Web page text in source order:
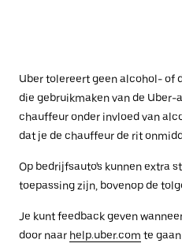
Uber tolereert geen alcohol- of
die gebruikmaken van de Uber-
chauffeur onder invloed van
dat je de chauffeur de rit
Op bedrijfsauto's kunnen extra
toepassing zijn, bovenop de
Je kunt feedback geven
door naar help.uber.com te